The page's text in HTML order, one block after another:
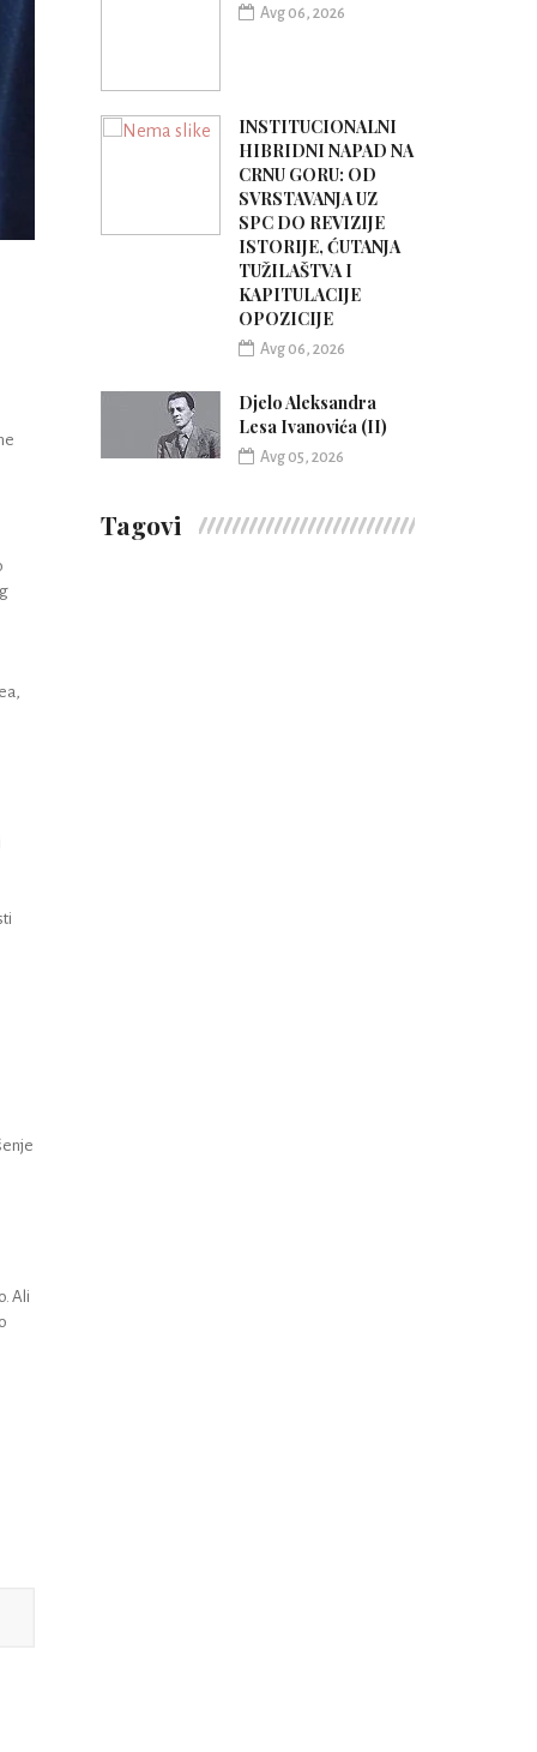
Ali
Avg 06, 2026
INSTITUCIONALNI
HIBRIDNI NAPAD NA
CRNU GORU: OD
SVRSTAVANJA UZ
SPC DO REVIZIJE
ISTORIJE, ĆUTANJA
TUŽILAŠTVA I
KAPITULACIJE
OPOZICIJE
Avg 06, 2026
Djelo Aleksandra
Lesa Ivanovića (II)
Avg 05, 2026
Tagovi